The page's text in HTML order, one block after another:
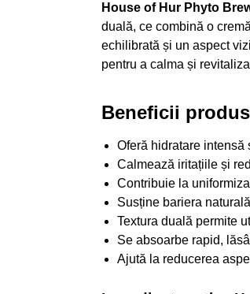
House of Hur Phyto
duală, ce combină o
echilibrată și un aspect
pentru a calma și
Beneficii produs
Oferă hidratare intensă
Calmează iritațiile și
Contribuie la
Susține bariera
Textura duală permite
Se absoarbe rapid,
Ajută la reducerea